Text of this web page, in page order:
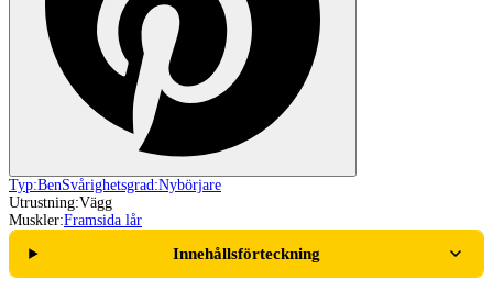
Typ:BenSvårighetsgrad:Nybörjare
Utrustning:Vägg
Muskler:Framsida lår
Innehållsförteckning